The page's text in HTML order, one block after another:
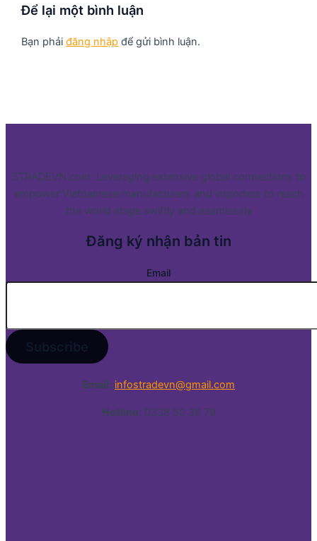
Để lại một bình luận
Bạn phảiđăng nhập để gửi bình luận.
STRADEVN.com: Leveraging extensive global connections to
empower Vietnamese manufacturers and importers to reach
the world stage swiftly and seamlessly
Đăng ký nhận bản tin
Email
Email: infostradevn@gmail.com
Hotline: 0338 50 39 79